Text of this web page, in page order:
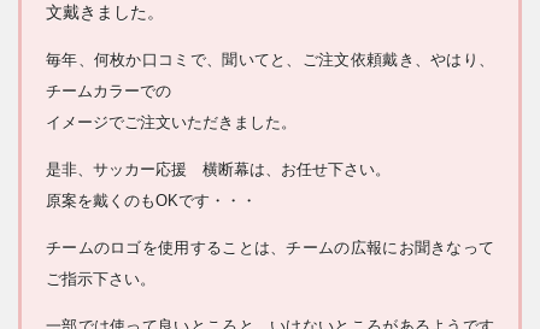
文戴きました。
毎年、何枚か口コミで、聞いてと、ご注文依頼戴き、やはり、
チームカラーでの
イメージでご注文いただきました。
是非、サッカー応援 横断幕は、お任せ下さい。
原案を戴くのもOKです・・・
チームのロゴを使用することは、チームの広報にお聞きなって
ご指示下さい。